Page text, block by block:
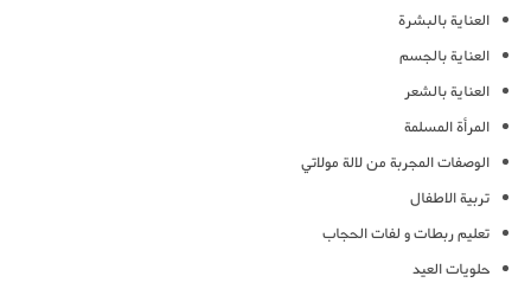
العناية بالبشرة
العناية بالجسم
العناية بالشعر
المرأة المسلمة
الوصفات المجربة من لالة مولاتي
تربية الاطفال
تعليم ربطات و لفات الحجاب
حلويات العيد